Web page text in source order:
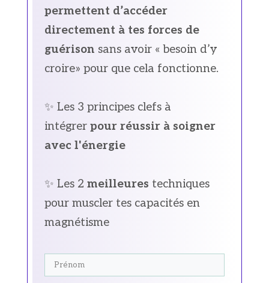
permettent d’accéder
directement à tes forces de
guérison sans avoir « besoin d’y
croire» pour que cela fonctionne.
✨ Les 3 principes clefs à
intégrerpour réussir à soigner
avec l'énergie
✨ Les 2 meilleures techniques
pour muscler tes capacités en
magnétisme